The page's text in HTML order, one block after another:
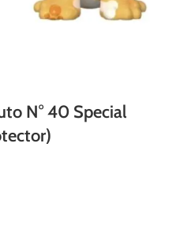
N° 40 Special